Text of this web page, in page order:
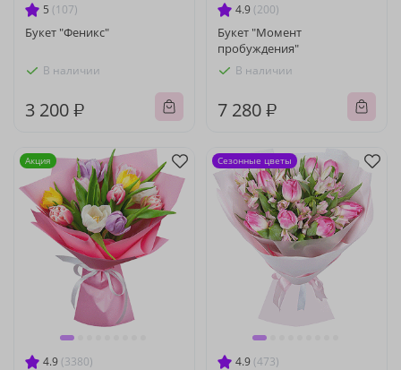
5 (107)
Букет "Феникс"
В наличии
3 200 ₽
4.9 (200)
Букет "Момент
пробуждения"
В наличии
7 280 ₽
4.9 (3380)
Акция
4.9 (473)
Сезонные цветы